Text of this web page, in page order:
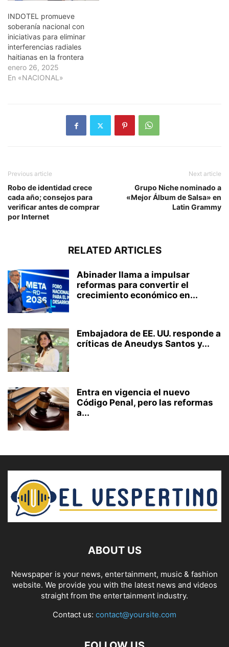
INDOTEL promueve
soberanía nacional con
iniciativas para eliminar
interferencias radiales
haitianas en la frontera
enero 26, 2025
En «NACIONAL»
Previous article
Robo de identidad crece
cada año; consejos para
verificar antes de comprar
por Internet
Next article
Grupo Niche nominado a
«Mejor Álbum de Salsa» en
Latin Grammy
RELATED ARTICLES
Abinader llama a impulsar
reformas para convertir el
crecimiento económico en...
Embajadora de EE. UU. responde a
críticas de Aneudys Santos y...
Entra en vigencia el nuevo
Código Penal, pero las reformas
a...
ABOUT US
Newspaper is your news, entertainment, music & fashion
website. We provide you with the latest news and videos
straight from the entertainment industry.
Contact us: contact@yoursite.com